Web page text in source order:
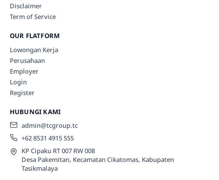
Disclaimer
Term of Service
OUR FLATFORM
Lowongan Kerja
Perusahaan
Employer
Login
Register
HUBUNGI KAMI
admin@tcgroup.tc
+62 8531 4915 555
KP Cipaku RT 007 RW 008
Desa Pakemitan, Kecamatan Cikatomas, Kabupaten
Tasikmalaya